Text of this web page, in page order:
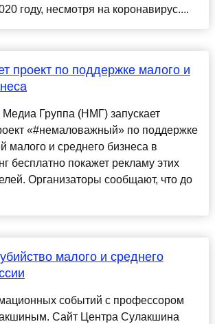
году, несмотря на коронавирус....
проект по поддержке малого и
Группа (НМГ) запускает
«#немаловажный» по поддержке
малого и среднего бизнеса в
бесплатно покажет рекламу этих
Организаторы сообщают, что до
малого и среднего
событий с профессором
Сайт Центра Сулакшина